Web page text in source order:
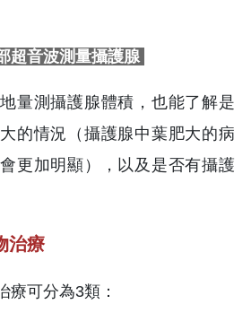
超音波測量攝護腺
量測攝護腺體積，也能了解是
的情況（攝護腺中葉肥大的病
更加明顯），以及是否有攝護
治療
療可分為3類：